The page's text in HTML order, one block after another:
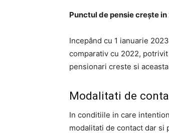
Punctul de pensie crește in
Incepând cu 1 ianuarie
comparativ cu 2022,
pensionari creste si
Modalitati de
In conditiile in care
modalitati de contact dar si